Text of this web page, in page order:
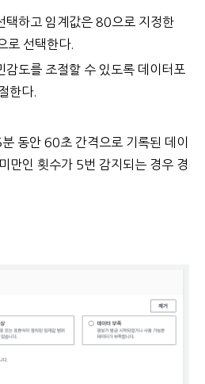
택하고 임계값은 80으로 지정한
로 선택한다.
감도를 조절할 수 있도록 데이터포
한다.
동안 60초 간격으로 기록된 데이
만인 횟수가 5번 감지되는 경우 경